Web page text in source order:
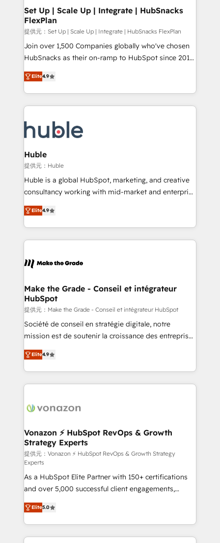
Award 🏆2020 Elite Solutions Partner 🏆2019
Integrations HubSpot Impact Award 🏆2019
Marketing Enablement HubSpot Impact Award 🏆
2018 Website Design HubSpot Impact Award 🏆2017
Website Design HubSpot Impact Award 🏆2016
Sales Enablement HubSpot Impact Award 🏆2015
Growth-Driven Design Agency of the Year 🏆2015
COS Design Award 🏆2013 HubSpot Marketplace
Provider of the Year 🏆2011 Became a HubSpot
Partner 📆Founded in 1997
Set Up | Scale Up | Integrate | HubSnacks
FlexPlan
提供元：Set Up | Scale Up | Integrate | HubSnacks FlexPlan
Join over 1,500 Companies globally who've chosen
HubSnacks as their on-ramp to HubSpot since 2014
Simple pay-as-you-go plans that accelerate value...
1️⃣ Set Up | Onboarding New or Check-fixing existing
HubSpot portals 2️⃣ Scale Up | 100% HubSpot Task
Execution... Global 24/7 ... All Experts 3️⃣ Integrate |
Slash months from your API Integration project... ⬅️
Click "Contact Business" ⬅️ to access 150+ Kickstart
Integration templates that put HubSpot in the center
of your tech stack, syncing... 🛍️ Shopify or
WooCommerce 💲 Stripe or Paypal 💰 Sage or
Netsuite 🤖 Google or Microsoft ✍️ DocuSign or
the rare Advanced "Custom Integrations"
Accreditation, securely sync data across... 🔄 any
new HubSpot portal with Advanced Website and
CRM Migrations using our in-house "HubScrub" Tool.
Elite4.9
Huble
提供元：Huble
Huble is a global HubSpot, marketing, and creative
consultancy working with mid-market and enterprise
businesses. We go beyond implementation, shaping
the strategy, processes, and teams that turn
HubSpot into a genuine growth engine. Named
HubSpot's Global Partner of the Year in 2024,
worldwide, and with over 15 years in the ecosystem,
One company, one operating model, delivering
across offices and consulting teams in the UK, USA,
Canada, Germany, France, Belgium, Singapore, and
South Africa. Certified compliant with ISO/IEC
27001:2022 and ISO 9001:2015 across all seven
Elite4.9
Make the Grade - Conseil et intégrateur
HubSpot
提供元：Make the Grade - Conseil et intégrateur HubSpot
Société de conseil en stratégie digitale, notre
mission est de soutenir la croissance des entreprises
B2B à travers l’acquisition de nouveaux clients,
l'intégration CRM et le développement des revenus
auprès de vos comptes existants. En France et à
l'international, nous travaillons avec des ETI
delà d’une simple transformation digitale et des
➤ L’intégration de CRM et de méthodologie RevOps
pour aligner les équipes marketing, commerciales et
support client (data migration, synchronisation API,
audit et maintenance) ➤ La création de sites internet
de conversion qui transforment les visiteurs en
opportunités d'affaires ➤ La mise en place de
stratégies d'acquisition marketing (SEO, SEA,
inbound, automatisation marketing, ABM, IA,
emailing) Informations clés : - 10 ans d'expérience -
100+ intégrations CRM HubSpot réussies - 40
Elite4.9
Vonazon ⚡ HubSpot RevOps & Growth
Strategy Experts
提供元：Vonazon ⚡ HubSpot RevOps & Growth Strategy
Experts
As a HubSpot Elite Partner with 150+ certifications
and over 5,000 successful client engagements,
Vonazon turns marketing complexity into
measurable, scalable growth. From onboarding to
enterprise-grade campaigns, our in-house team
builds scalable strategies that drive long-term
Elite5.0